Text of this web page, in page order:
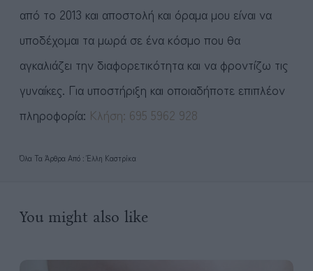
από το 2013 και αποστολή και όραμα μου είναι να
υποδέχομαι τα μωρά σε ένα κόσμο που θα
αγκαλιάζει την διαφορετικότητα και να φροντίζω τις
γυναίκες. Για υποστήριξη και οποιαδήποτε επιπλέον
πληροφορία: Kλήση: 695 5962 928
Όλα Τα Άρθρα Από : Έλλη Καστρίκα
You might also like